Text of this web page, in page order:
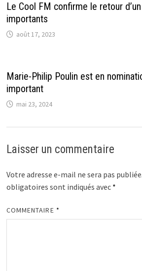
Le Cool FM confirme le retour
importants
août 17, 2023
Marie-Philip Poulin est en
important
mai 23, 2024
Laisser un commentaire
Votre adresse e-mail ne sera pas publiée.
obligatoires sont indiqués avec *
COMMENTAIRE *